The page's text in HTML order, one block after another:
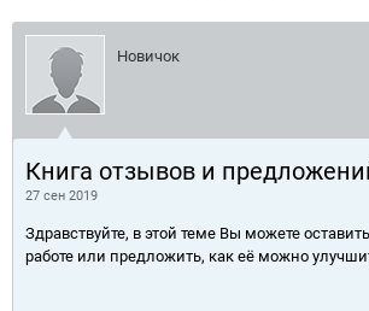
Новичок
Книга отзывов и
27 сен 2019
Здравствуйте, в этой теме Вы можете
работе или предложить, как её можно